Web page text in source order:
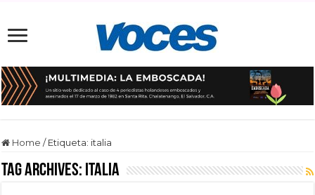
Home / Etiqueta: italia
Tag Archives: italia